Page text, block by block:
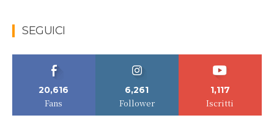
SEGUICI
20,616
Fans
6,261
Follower
1,117
Iscritti